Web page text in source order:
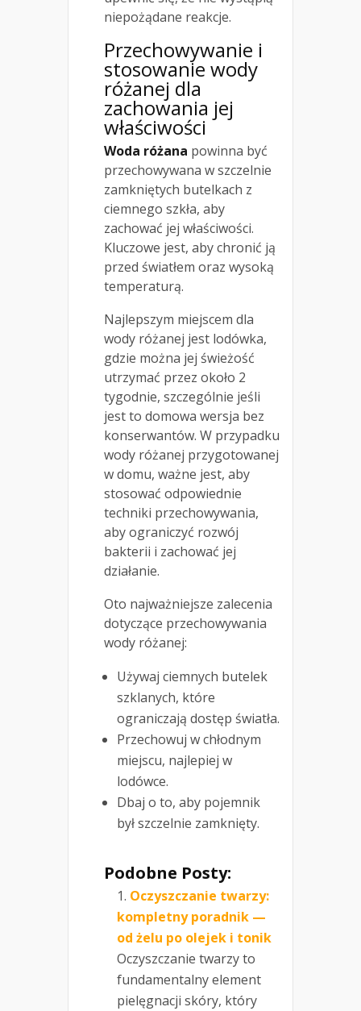
niepożądane reakcje.
Przechowywanie i
stosowanie wody
różanej dla
zachowania jej
właściwości
Woda różana powinna być
przechowywana w szczelnie
zamkniętych butelkach z
ciemnego szkła, aby
zachować jej właściwości.
Kluczowe jest, aby chronić ją
przed światłem oraz wysoką
temperaturą.
Najlepszym miejscem dla
wody różanej jest lodówka,
gdzie można jej świeżość
utrzymać przez około 2
tygodnie, szczególnie jeśli
jest to domowa wersja bez
konserwantów. W przypadku
wody różanej przygotowanej
w domu, ważne jest, aby
stosować odpowiednie
techniki przechowywania,
aby ograniczyć rozwój
bakterii i zachować jej
działanie.
Oto najważniejsze zalecenia
dotyczące przechowywania
wody różanej:
Używaj ciemnych butelek
szklanych, które
ograniczają dostęp światła.
Przechowuj w chłodnym
miejscu, najlepiej w
lodówce.
Dbaj o to, aby pojemnik
był szczelnie zamknięty.
Podobne Posty:
Oczyszczanie twarzy:
kompletny poradnik —
od żelu po olejek i tonik
Oczyszczanie twarzy to
fundamentalny element
pielęgnacji skóry, który